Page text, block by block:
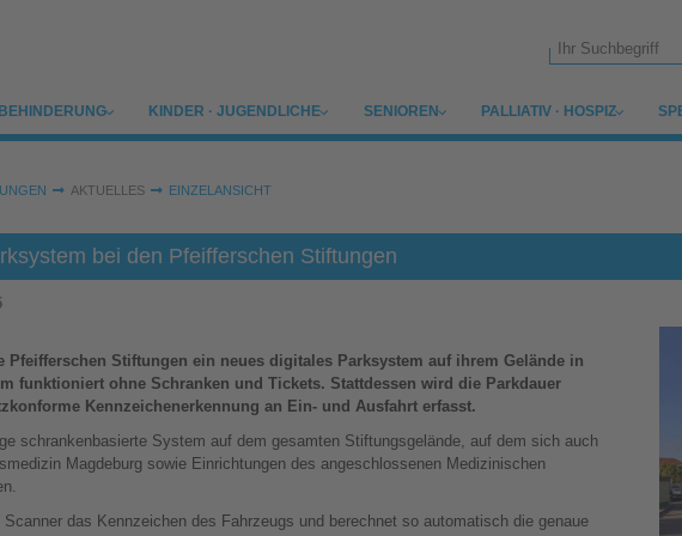
Suchformular
SUBMENU FOR
KINDER · JUGENDLICHE SUBMENU FOR
SENIOREN SUBMENU FOR
PALLIATIV · HOSPIZ
AKTUELLES EINZELANSICHT
bei den Pfeifferschen Stiftungen
Pfeifferschen Stiftungen ein neues digitales Parksystem auf ihrem Gelände in
funktioniert ohne Schranken und Tickets. Stattdessen wird die Parkdauer
Kennzeichenerkennung an Ein- und Ausfahrt erfasst.
schrankenbasierte System auf dem gesamten Stiftungsgelände, auf dem sich auch
Magdeburg sowie Einrichtungen des angeschlossenen Medizinischen
das Kennzeichen des Fahrzeugs und berechnet so automatisch die genaue